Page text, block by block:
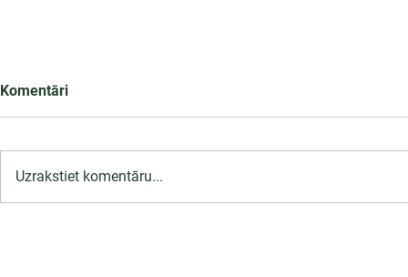
Komentāri
Uzrakstiet komentāru...